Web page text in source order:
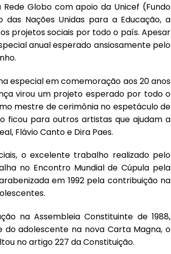
Globo com apoio da Unicef (Fundo
Nações Unidas para a Educação, a
projetos sociais por todo o país. Apesar
anual esperado ansiosamente pelo
especial em comemoração aos 20 anos
virou um projeto esperado por todo o
mestre de cerimônia no espetáculo de
ficou para outros artistas que ajudam a
Flávio Canto e Dira Paes.
o excelente trabalho realizado pelo
no Encontro Mundial de Cúpula pela
em 1992 pela contribuição na
na Assembleia Constituinte de 1988,
adolescente na nova Carta Magna, o
no artigo 227 da Constituição.